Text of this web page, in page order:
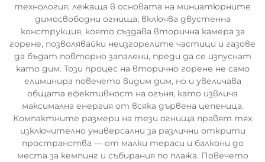
технология, лежаща в основата на миниатюрните
димосвободни огнища, включва двустенна
конструкция, която създава вторична камера за
горене, позволявайки неизгорелите частици и газове
да бъдат повторно запалени, преди да се изпуснат
като дим. Този процес на вторично горене не само
елиминира повечето видим дим, но и увеличава
общата ефективност на огъня, като извлича
максимална енергия от всяка дървена цепеница.
Компактните размери на тези огнища правят тях
изключително универсални за различни открити
пространства — от малки тераси и балкони до
места за кемпинг и събирания по плажа. Повечето